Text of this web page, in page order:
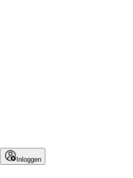
Inloggen